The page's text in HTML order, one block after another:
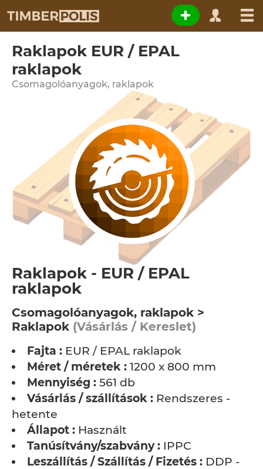
Raklapok EUR / EPAL
raklapok
Csomagolóanyagok, raklapok
Raklapok - EUR / EPAL
raklapok
Csomagolóanyagok, raklapok >
Raklapok (Vásárlás / Kereslet)
Fajta : EUR / EPAL raklapok
Méret / méretek : 1200 x 800 mm
Mennyiség : 561 db
Vásárlás / szállítások : Rendszeres -
hetente
Állapot : Használt
Tanúsítvány/szabvány : IPPC
Leszállítás / Szállítás / Fizetés : DDP -